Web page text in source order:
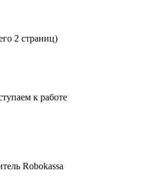
2 страниц)
к работе
Robokassa